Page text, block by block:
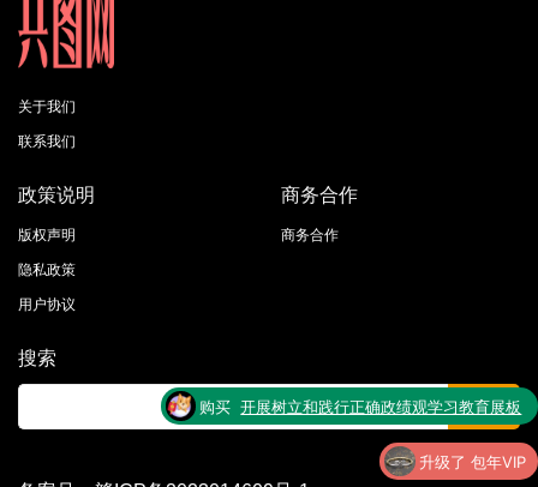
关于我们
联系我们
政策说明
版权声明
隐私政策
用户协议
商务合作
商务合作
搜索
购买 开展树立和践行正确政绩观学习教育展板
升级了 包年VIP